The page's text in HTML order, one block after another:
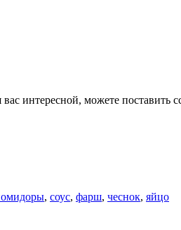
вас интересной, можете поставить
, соус, фарш, чеснок, яйцо